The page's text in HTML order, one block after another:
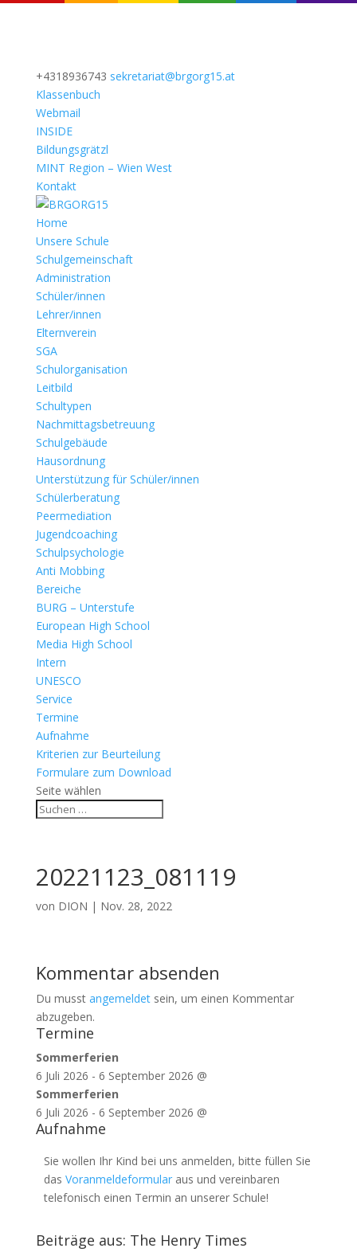
+4318936743 sekretariat@brgorg15.at
Klassenbuch
Webmail
INSIDE
Bildungsgrätzl
MINT Region – Wien West
Kontakt
Home
Unsere Schule
Schulgemeinschaft
Administration
Schüler/innen
Lehrer/innen
Elternverein
SGA
Schulorganisation
Leitbild
Schultypen
Nachmittagsbetreuung
Schulgebäude
Hausordnung
Unterstützung für Schüler/innen
Schülerberatung
Peermediation
Jugendcoaching
Schulpsychologie
Anti Mobbing
Bereiche
BURG – Unterstufe
European High School
Media High School
Intern
UNESCO
Service
Termine
Aufnahme
Kriterien zur Beurteilung
Formulare zum Download
Seite wählen
20221123_081119
von DION | Nov. 28, 2022
Kommentar absenden
Du musst angemeldetsein, um einen Kommentar
abzugeben.
Termine
Sommerferien
6 Juli 2026 - 6 September 2026 @
Sommerferien
6 Juli 2026 - 6 September 2026 @
Aufnahme
Sie wollen Ihr Kind bei uns anmelden, bitte füllen Sie
das Voranmeldeformularaus und vereinbaren
telefonisch einen Termin an unserer Schule!
Beiträge aus: The Henry Times